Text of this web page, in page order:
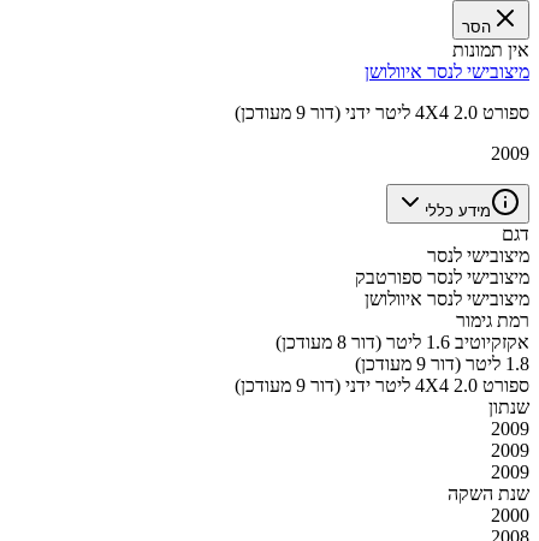
הסר
אין תמונות
מיצובישי לנסר איוולושן
ספורט 4X4 2.0 ליטר ידני (דור 9 מעודכן)
2009
מידע כללי
דגם
מיצובישי לנסר
מיצובישי לנסר ספורטבק
מיצובישי לנסר איוולושן
רמת גימור
אקזקיוטיב 1.6 ליטר (דור 8 מעודכן)
1.8 ליטר (דור 9 מעודכן)
ספורט 4X4 2.0 ליטר ידני (דור 9 מעודכן)
שנתון
2009
2009
2009
שנת השקה
2000
2008